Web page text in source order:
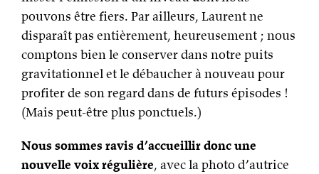
pouvons être fiers. Par ailleurs, Laurent ne
disparaît pas entièrement, heureusement ; nous
comptons bien le conserver dans notre puits
gravitationnel et le débaucher à nouveau pour
profiter de son regard dans de futurs épisodes !
(Mais peut-être plus ponctuels.)
Nous sommes ravis d’accueillir donc une
nouvelle voix régulière, avec la photo d’autrice